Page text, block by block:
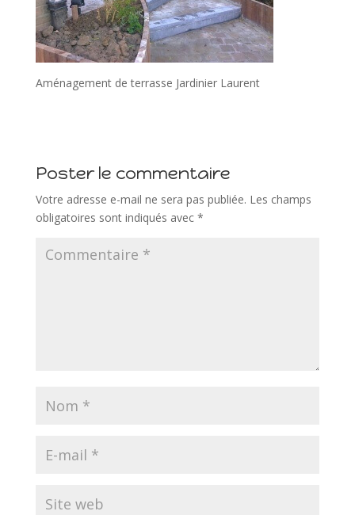
Aménagement de terrasse Jardinier Laurent
Poster le commentaire
Votre adresse e-mail ne sera pas publiée. Les champs
obligatoires sont indiqués avec *